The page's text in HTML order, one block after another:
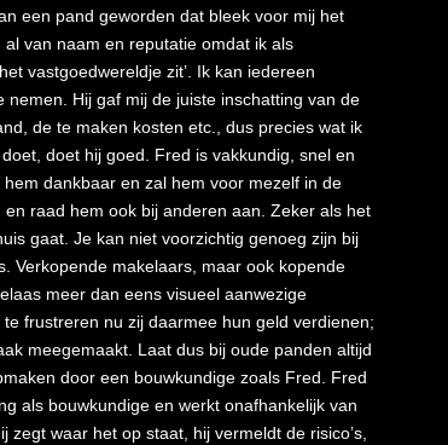
een pand geworden dat bleek voor mij het
van naam en reputatie omdat ik als
vastgoedwereldje zit’. Ik kan iedereen
nemen. Hij gaf mij de juiste inschatting van de
de te maken kosten etc., dus precies wat ik
doet hij goed. Fred is vakkundig, snel en
dankbaar en zal hem voor mezelf in de
raad hem ook bij anderen aan. Zeker als het
gaat. Je kan niet voorzichtig genoeg zijn bij
Verkopende makelaars, maar ook kopende
meer dan eens visueel aanwezige
frustreren nu zij daarmee hun geld verdienen;
meegemaakt. Laat dus bij oude panden altijd
door een bouwkundige zoals Fred. Fred
als bouwkundige en werkt onafhankelijk van
zegt waar het op staat, hij vermeldt de risico’s,